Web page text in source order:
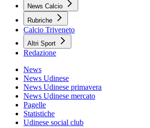
News Calcio
Rubriche
Calcio Triveneto
Altri Sport
Redazione
News
News Udinese
News Udinese primavera
News Udinese mercato
Pagelle
Statistiche
Udinese social club